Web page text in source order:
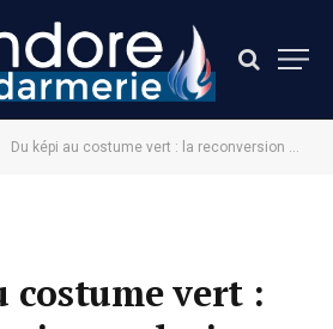
Du képi au costume vert : la reconversion audacieuse de Maddy Scheurer
costume vert :